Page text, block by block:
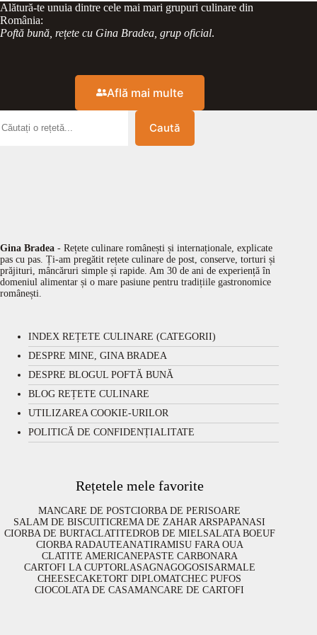
Alătură-te unuia dintre cele mai mari grupuri culinare din
România:
Poftă bună, rețete cu Gina Bradea, grup oficial.
Află mai multe
Caută
Gina Bradea - Rețete culinare românești și internaționale, explicate
pas cu pas. Ți-am pregătit rețete culinare de post, conserve, torturi și
prăjituri, mâncăruri simple și rapide. Am 30 de ani de experiență în
domeniul alimentar și o mare pasiune pentru tradițiile gastronomice
românești.
INDEX REȚETE CULINARE (CATEGORII)
DESPRE MINE, GINA BRADEA
DESPRE BLOGUL POFTĂ BUNĂ
BLOG REȚETE CULINARE
UTILIZAREA COOKIE-URILOR
POLITICĂ DE CONFIDENȚIALITATE
Rețetele mele favorite
MANCARE DE POSTCIORBA DE PERISOARE
SALAM DE BISCUITICREMA DE ZAHAR ARSPAPANASI
CIORBA DE BURTACLATITEDROB DE MIELSALATA BOEUF
CIORBA RADAUTEANATIRAMISU FARA OUA
CLATITE AMERICANEPASTE CARBONARA
CARTOFI LA CUPTORLASAGNAGOGOSISARMALE
CHEESECAKETORT DIPLOMATCHEC PUFOS
CIOCOLATA DE CASAMANCARE DE CARTOFI